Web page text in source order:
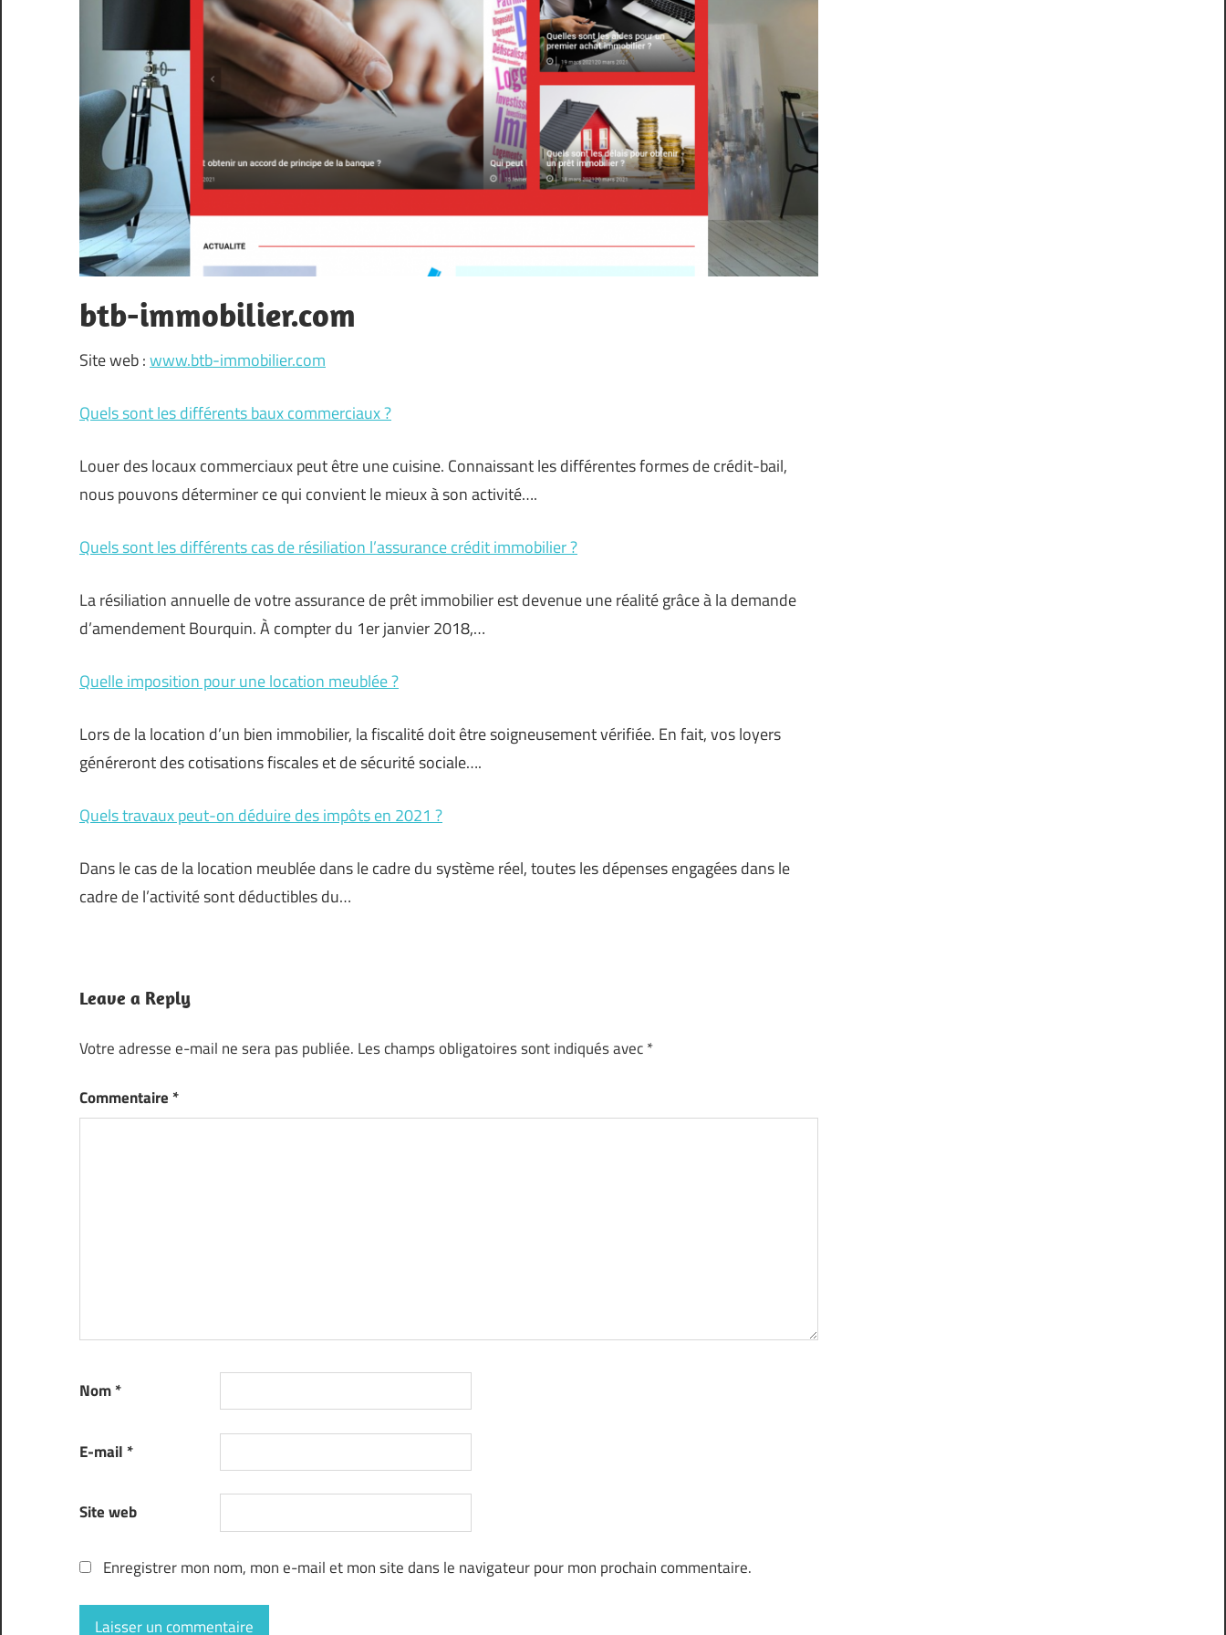
btb-immobilier.com
Site web :www.btb-immobilier.com
Quels sont les différents baux commerciaux ?
Louer des locaux commerciaux peut être une cuisine. Connaissant les différentes formes de crédit-bail,
nous pouvons déterminer ce qui convient le mieux à son activité….
Quels sont les différents cas de résiliation l’assurance crédit immobilier ?
La résiliation annuelle de votre assurance de prêt immobilier est devenue une réalité grâce à la demande
d’amendement Bourquin. À compter du 1er janvier 2018,…
Quelle imposition pour une location meublée ?
Lors de la location d’un bien immobilier, la fiscalité doit être soigneusement vérifiée. En fait, vos loyers
généreront des cotisations fiscales et de sécurité sociale….
Quels travaux peut-on déduire des impôts en 2021 ?
Dans le cas de la location meublée dans le cadre du système réel, toutes les dépenses engagées dans le
cadre de l’activité sont déductibles du…
Leave a Reply
Votre adresse e-mail ne sera pas publiée. Les champs obligatoires sont indiqués avec*
Commentaire *
Nom*
E-mail *
Site web
Enregistrer mon nom, mon e-mail et mon site dans le navigateur pour mon prochain commentaire.